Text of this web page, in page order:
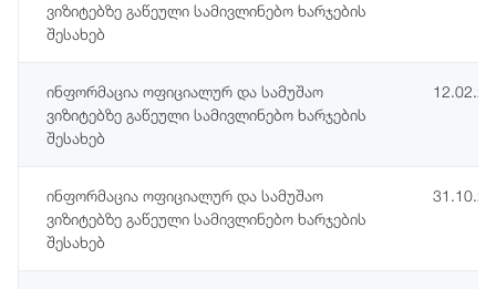
ვიზიტებზე გაწეული სამივლინებო ხარჯების
შესახებ
ინფორმაცია ოფიციალურ და სამუშაო
ვიზიტებზე გაწეული სამივლინებო ხარჯების
შესახებ
ინფორმაცია ოფიციალურ და სამუშაო
ვიზიტებზე გაწეული სამივლინებო ხარჯების
შესახებ